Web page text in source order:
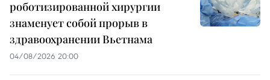
роботизированной хирургии
знаменует собой прорыв в
здравоохранении Вьетнама
04/08/2026 20:00